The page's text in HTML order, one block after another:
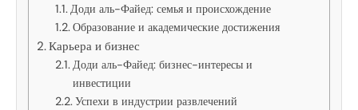
Доди аль-Файед: семья и происхождение
Образование и академические достижения
Карьера и бизнес
Доди аль-Файед: бизнес-интересы и
инвестиции
Успехи в индустрии развлечений